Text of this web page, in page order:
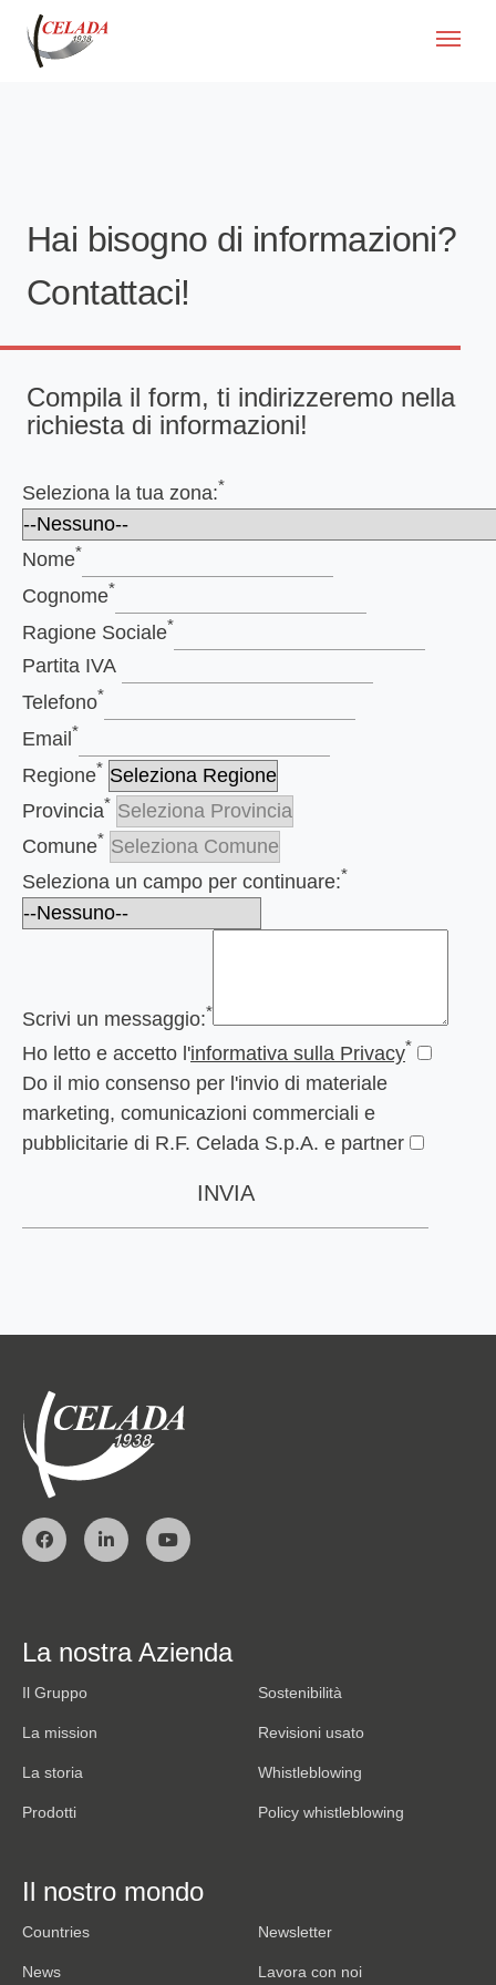
Hai bisogno di informazioni?
Contattaci!
Compila il form, ti indirizzeremo nella
richiesta di informazioni!
Seleziona la tua zona:*
Nome*
Cognome*
Ragione Sociale*
Partita IVA
Telefono*
Email *
Regione*
Provincia*
Comune*
Seleziona un campo per continuare:*
Scrivi un messaggio:*
Ho letto e accetto l'informativa sulla Privacy*
Do il mio consenso per l'invio di materiale
marketing, comunicazioni commerciali e
pubblicitarie di R.F. Celada S.p.A. e partner
La nostra Azienda
Il Gruppo
La mission
La storia
Prodotti
Sostenibilità
Revisioni usato
Whistleblowing
Policy whistleblowing
Il nostro mondo
Countries
News
Newsletter
Lavora con noi